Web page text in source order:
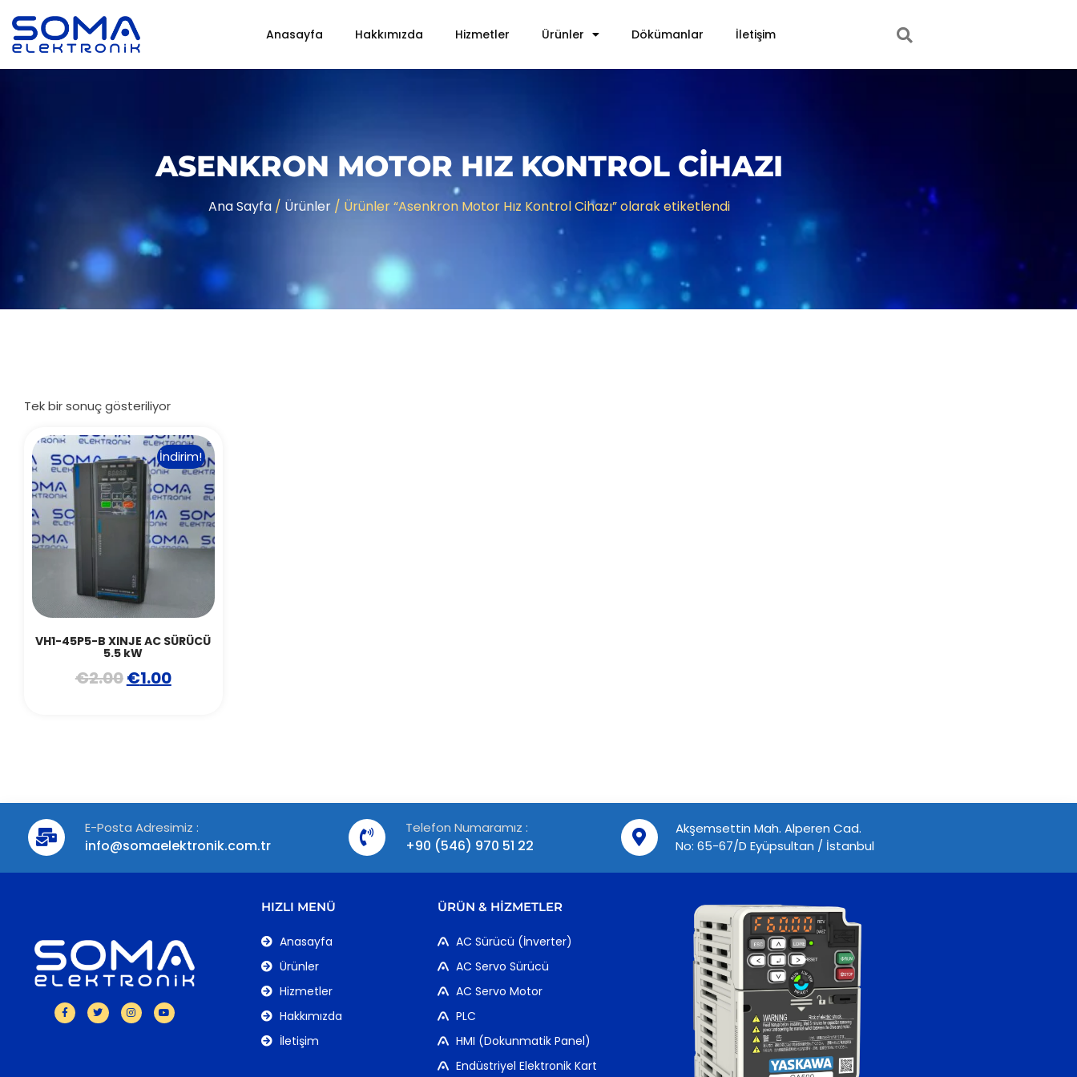
Anasayfa Hakkımızda Hizmetler Ürünler Dökümanlar İletişim
ASENKRON MOTOR HIZ KONTROL CIHAZI
Ana Sayfa/ Ürünler/ Ürünler “Asenkron Motor Hız Kontrol Cihazı” olarak etiketlendi
Tek bir sonuç gösteriliyor
İndirim!
VH1-45P5-B XINJE AC SÜRÜCÜ
5.5 kW
€2.00€1.00
E-Posta Adresimiz :
info@somaelektronik.com.tr
Telefon Numaramız :
+90 (546) 970 51 22
Akşemsettin Mah. Alperen Cad.
No: 65-67/D Eyüpsultan / İstanbul
HIZLI MENÜ
Anasayfa
Ürünler
Hizmetler
Hakkımızda
İletişim
ÜRÜN & HIZMETLER
AC Sürücü (İnverter)
AC Servo Sürücü
AC Servo Motor
PLC
HMI (Dokunmatik Panel)
Endüstriyel Elektronik Kart